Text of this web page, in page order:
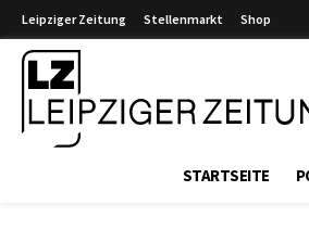
Leipziger Zeitung Stellenmarkt Shop
STARTSEITE